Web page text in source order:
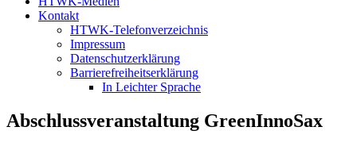
Kontakt
HTWK-Telefonverzeichnis
Impressum
Datenschutzerklärung
Barrierefreiheitserklärung
In Leichter Sprache
Abschlussveranstaltung GreenInnoSax